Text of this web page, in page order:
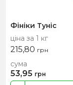
Фініки Туніс
ціна за 1 кг
215,80 грн
сума
53,95 грн